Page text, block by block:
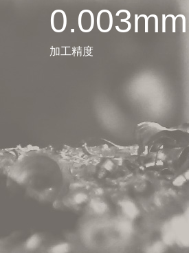
0.003mm
加工精度